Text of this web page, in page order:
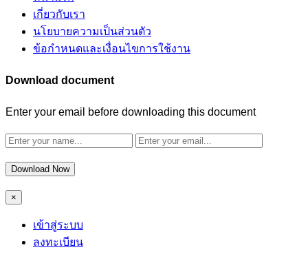
เกี่ยวกับเรา
นโยบายความเป็นส่วนตัว
ข้อกำหนดและเงื่อนไขการใช้งาน
Download document
Enter your email before downloading this document
Download Now
×
เข้าสู่ระบบ
ลงทะเบียน